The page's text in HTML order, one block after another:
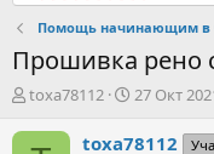
Помощь начинающим в
Прошивка рено
А
т
toxa78112
Д
т
27 Окт
toxa78112